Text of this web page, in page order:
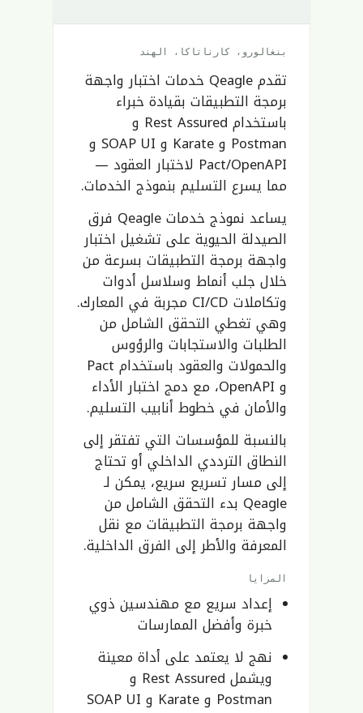
بنغالورو، كارناتاكا، الهند
تقدم Qeagle خدمات اختبار واجهة
برمجة التطبيقات بقيادة خبراء
باستخدام Rest Assured و
Postman و Karate و SOAP UI و
Pact/OpenAPI لاختبار العقود —
مما يسرع التسليم بنموذج الخدمات.
يساعد نموذج خدمات Qeagle فرق
الصيدلة الحيوية على تشغيل اختبار
واجهة برمجة التطبيقات بسرعة من
خلال جلب أنماط وسلاسل أدوات
وتكاملات CI/CD مجربة في المعارك.
وهي تغطي التحقق الشامل من
الطلبات والاستجابات والرؤوس
والحمولات والعقود باستخدام Pact
و OpenAPI، مع دمج اختبار الأداء
والأمان في خطوط أنابيب التسليم.
بالنسبة للمؤسسات التي تفتقر إلى
النطاق الترددي الداخلي أو تحتاج
إلى مسار تسريع سريع، يمكن لـ
Qeagle بدء التحقق الشامل من
واجهة برمجة التطبيقات مع نقل
المعرفة والأطر إلى الفرق الداخلية.
المزايا
إعداد سريع مع مهندسين ذوي
خبرة وأفضل الممارسات
نهج لا يعتمد على أداة معينة
ويشمل Rest Assured و
Postman و Karate و SOAP UI